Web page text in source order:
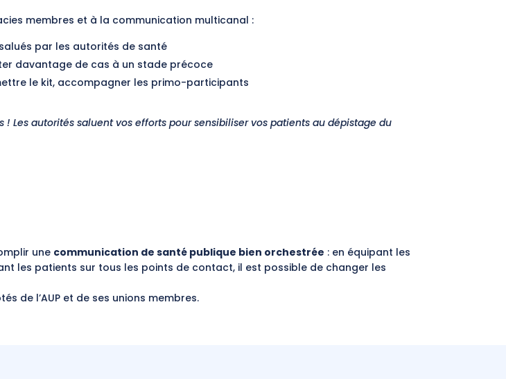
membres et à la communication multicanal :
par les autorités de santé
davantage de cas à un stade précoce
le kit, accompagner les primo-participants
Les autorités saluent vos efforts pour sensibiliser vos patients au dépistage du
une communication de santé publique bien orchestrée : en équipant les
les patients sur tous les points de contact, il est possible de changer les
de l’AUP et de ses unions membres.